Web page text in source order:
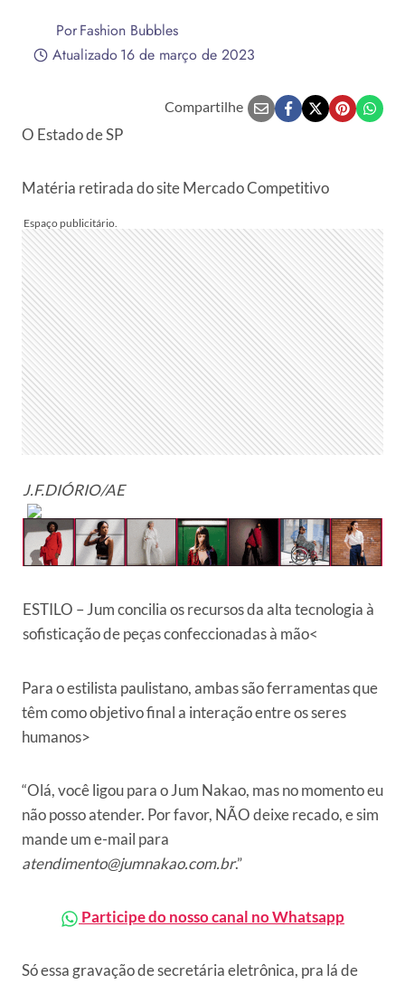
PorFashion Bubbles
Atualizado16 de março de 2023
Compartilhe
O Estado de SP
Matéria retirada do site Mercado Competitivo
J.F.DIÓRIO/AE
ESTILO – Jum concilia os recursos da alta tecnologia à
sofisticação de peças confeccionadas à mão<
Para o estilista paulistano, ambas são ferramentas que
têm como objetivo final a interação entre os seres
humanos>
“Olá, você ligou para o Jum Nakao, mas no momento eu
não posso atender. Por favor, NÃO deixe recado, e sim
mande um e-mail para
atendimento@jumnakao.com.br.”
Participe do nosso canal no Whatsapp
Só essa gravação de secretária eletrônica, pra lá de